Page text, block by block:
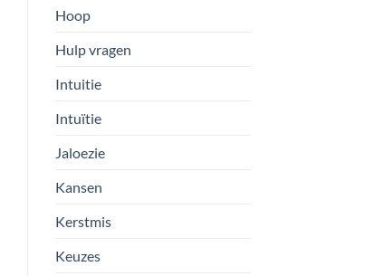
Hoop
Hulp vragen
Intuitie
Intuïtie
Jaloezie
Kansen
Kerstmis
Keuzes